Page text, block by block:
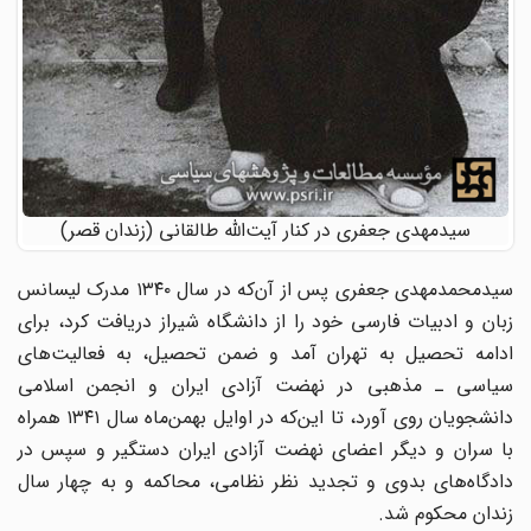
سیدمهدی جعفری در کنار آیت‌الله طالقانی (زندان قصر)
سیدمحمدمهدی جعفری پس از آن‌که در سال ۱۳۴۰ مدرک لیسانس
زبان و ادبیات فارسی خود را از دانشگاه شیراز دریافت کرد، برای
ادامه تحصیل به تهران آمد و ضمن تحصیل، به فعالیت‌های
سیاسی ـ مذهبی در نهضت آزادی ایران و انجمن اسلامی
دانشجویان روی آورد، تا این‌که در اوایل بهمن‌ماه سال ۱۳۴۱ همراه
با سران و دیگر اعضای نهضت آزادی ایران دستگیر و سپس در
دادگاه‌های بدوی و تجدید نظر نظامی، محاکمه و به چهار سال
زندان محکوم شد.